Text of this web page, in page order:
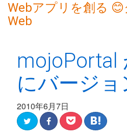
Webアプリを創る
Web
mojoPortal
にバージ
2010年6月7日